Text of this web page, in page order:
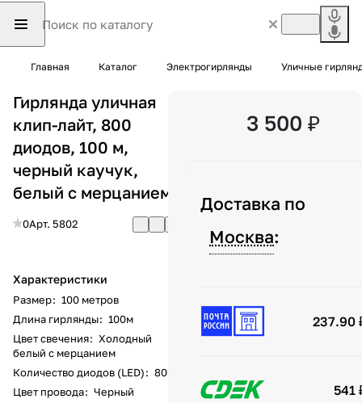
Главная Каталог Электрогирлянды Уличные
Гирлянда уличная
клип-лайт, 800
диодов, 100 м,
черный каучук,
белый с мерцанием
0Арт. 5802
Характеристики
Размер: 100 метров
Длина гирлянды: 100м
Цвет свечения: Холодный
белый с мерцанием
Количество диодов (LED): 800
Цвет провода: Черный
3 500 ₽
Доставка по
Москва:
237.90
541